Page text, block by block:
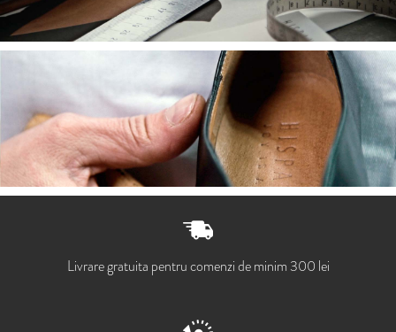
Livrare gratuita pentru comenzi de minim 300 lei